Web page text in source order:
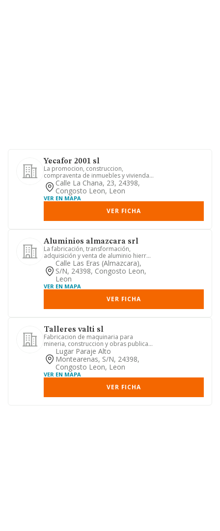
Yecafor 2001 sl
La promocion, construccion,
compraventa de inmuebles y viviendas,
fincas rusticas y urbanas, sean o...
Calle La Chana, 23, 24398,
Congosto Leon, Leon
VER EN MAPA
VER FICHA
Aluminios almazcara srl
La fabricación, transformación,
adquisición y venta de aluminio hierro
y metales de todas clases, a...
Calle Las Eras (almazcara),
S/n, 24398, Congosto Leon,
Leon
VER EN MAPA
VER FICHA
Talleres valti sl
Fabricacion de maquinaria para
mineria, construccion y obras publicas
y para las industrias de cera...
Lugar Paraje Alto
Montearenas, S/n, 24398,
Congosto Leon, Leon
VER EN MAPA
VER FICHA